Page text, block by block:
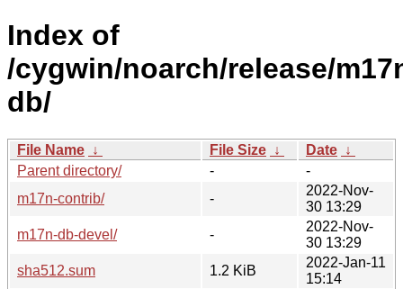
Index of
/cygwin/noarch/release/
db/
File Name ↓ File Size ↓ Date ↓
Parent directory/
-
-
m17n-contrib/
-
2022-Nov-
30 13:29
m17n-db-devel/
-
2022-Nov-
30 13:29
sha512.sum
1.2 KiB
2022-Jan-11
15:14